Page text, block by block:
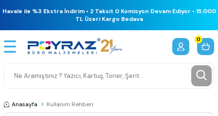
Havale ile %3 Ekstra İndirim • 2 Taksit 0 Komisyon Devam Ediyor • 15.000
TL Üzeri Kargo Bedava
0
Anasayfa Kullanım Rehberi